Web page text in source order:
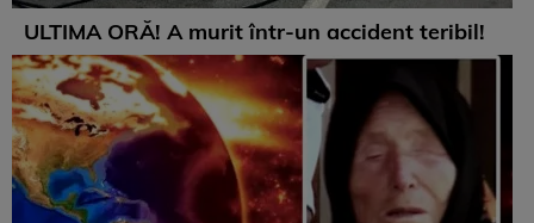
ULTIMA ORĂ! A murit într-un accident teribil!